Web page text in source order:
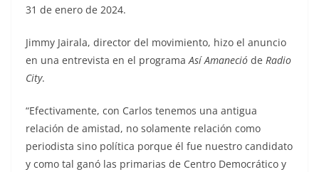
31 de enero de 2024.
Jimmy Jairala, director del movimiento, hizo el anuncio
en una entrevista en el programa Así Amaneció de Radio
City.
“Efectivamente, con Carlos tenemos una antigua
relación de amistad, no solamente relación como
periodista sino política porque él fue nuestro candidato
y como tal ganó las primarias de Centro Democrático y